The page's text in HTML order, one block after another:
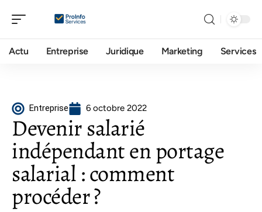
Actu Entreprise Juridique Marketing Services
Entreprise 6 octobre 2022
Devenir salarié
indépendant en portage
salarial : comment
procéder ?